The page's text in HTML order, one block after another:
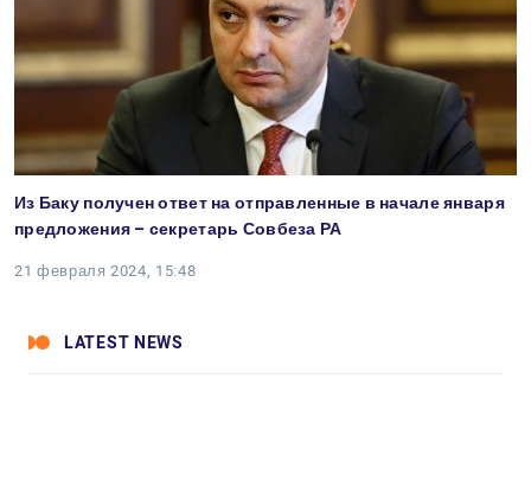
Из Баку получен ответ на отправленные в начале января
предложения – секретарь Совбеза РА
21 февраля 2024, 15:48
LATEST NEWS